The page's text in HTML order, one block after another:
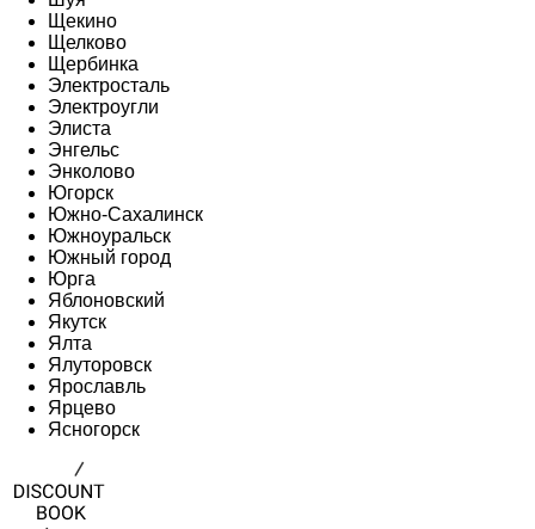
Щекино
Щелково
Щербинка
Электросталь
Электроугли
Элиста
Энгельс
Энколово
Югорск
Южно-Сахалинск
Южноуральск
Южный город
Юрга
Яблоновский
Якутск
Ялта
Ялуторовск
Ярославль
Ярцево
Ясногорск